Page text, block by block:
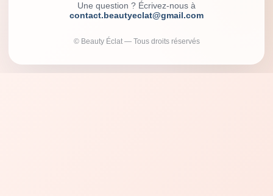
Une question ? Écrivez-nous à
contact.beautyeclat@gmail.com
© Beauty Éclat — Tous droits réservés